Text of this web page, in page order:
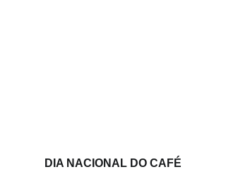
DIA NACIONAL DO CAFÉ